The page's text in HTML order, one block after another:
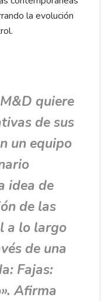
la evolución
quiere
de sus
un equipo
idea de
de las
a lo largo
de una
Fajas:
Afirma